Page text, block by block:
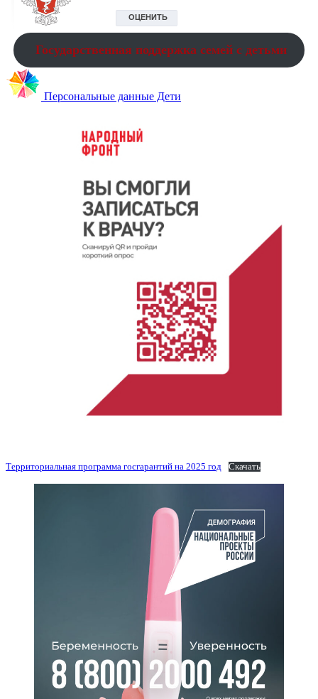
Государственная поддержка семей с детьми
Персональные данные Дети
Территориальная программа госгарантий на 2025 год Скачать